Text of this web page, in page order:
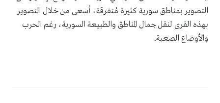
التصوير بمناطق سورية كثيرة مُتفرقة، أسعى من خلال التصوير
بهذه القرى لنقل جمال المناطق والطبيعة السورية، رغم الحرب
والأوضاع الصعبة.